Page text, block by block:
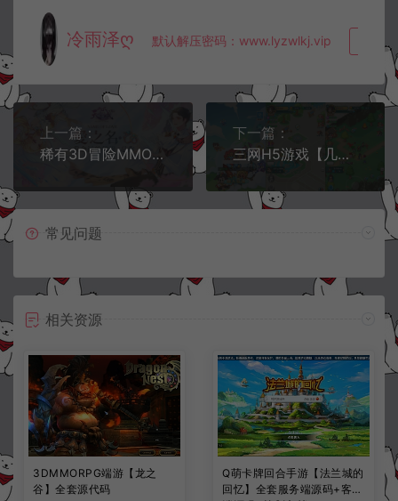
冷雨泽ღ 默认解压密码：www.lyzwlkj.vip
上一篇：
稀有3D冒险MMORPG手游【九州天空城3D/天空纪元】服务端源码+客户端源码
下一篇：
三网H5游戏【几何王国-踏入仙途】全套前后端源码+策划文档+部署文档
常见问题
相关资源
3DMMORPG端游【龙之
谷】全套源代码
Q萌卡牌回合手游【法兰城的
回忆】全套服务端源码+客户